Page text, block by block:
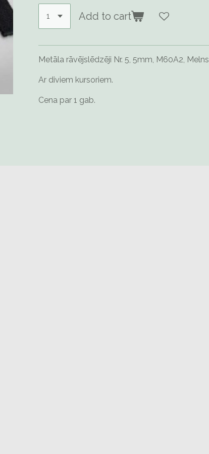
Add to cart
Metāla rāvējslēdzēji Nr. 5, 5mm, M60A2, Melns
Ar diviem kursoriem.
Cena par 1 gab.